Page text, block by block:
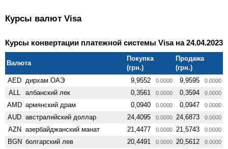
Курсы валют Visa
Курсы конвертации платежной системы Visa на 24.04.2023
Валюта
Покупка
(грн.)
Продажа
(грн.)
AED дирхам ОАЭ 9,9552 0.0000 9,9595 0.0000
ALL албанский лек 0,3561 0.0000 0,3594 0.0000
AMD армянский драм 0,0940 0.0000 0,0947 0.0000
AUD австралийский доллар 24,4095 0.0000 24,6873 0.0000
AZN азербайджанский манат 21,4477 0.0000 21,5743 0.0000
BGN болгарский лев 20,4491 0.0000 20,5612 0.0000